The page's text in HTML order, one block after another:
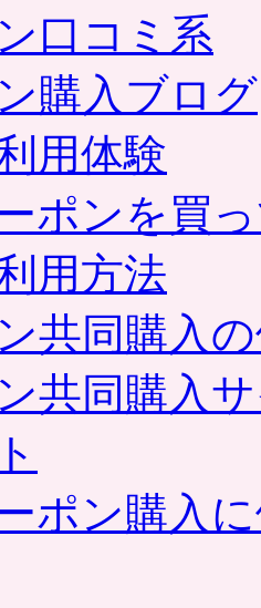
口コミ系
購入ブログ
用体験
ポンを買
用方法
共同購入
共同購入
ポン購入